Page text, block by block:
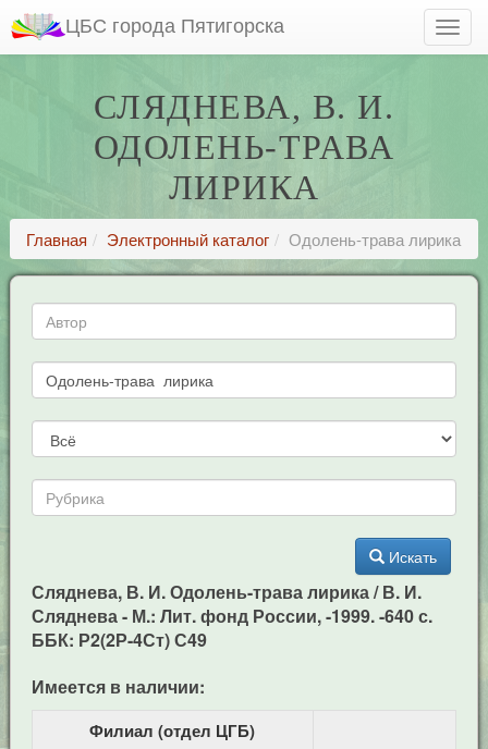
ЦБС города Пятигорска
СЛЯДНЕВА, В. И.
ОДОЛЕНЬ-ТРАВА
ЛИРИКА
Главная Электронный каталог Одолень-трава лирика
Искать
Сляднева, В. И. Одолень-трава лирика / В. И.
Сляднева - М.: Лит. фонд России, -1999. -640 с.
ББК: Р2(2Р-4Ст) С49
Имеется в наличии:
Филиал (отдел ЦГБ)